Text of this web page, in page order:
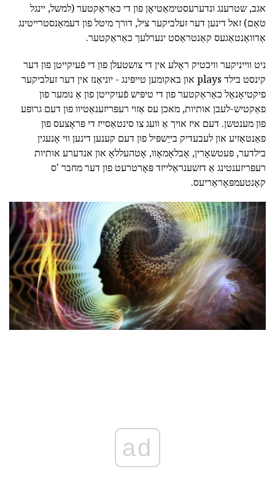
אגב, שטרענג ונדערעסטימאַטיאָן פון די כאַראַקטער (למשל, יינגל
טאַם) זאל דינען דער זעלביקער ציל, דורך מיטל פון דעמאַנסטרייטינג
אַדוואַנטאַגעס קאַנטראַסט ינערלעך כאַראַקטער.
ניט ווייניקער וויכטיק ראָלע אין די צושטעלן פון די פֿעיִקייטן פון דער
קינסט בילד plays און באקומען טייפּינג - יוניאַנז אין דער זעלביקער
פיקטיאָנאַל כאַראַקטער פון די טיפּיש פֿעיִקייטן פון אַ נומער פון
פאַקטיש-לעבן אותיות, מאכן עס אַזוי רעפּריזענאַטיוו פון דעם גרופּע
פון מענטשן. דעם איז אויך אַ וועג צו סינטאַסייז די פּראָצעס פון
פאַנטאַזיע און לעבעדיק בייַשפּיל פון דעם קענען דינען ווי אָנעגין
בילדער, פּעטשאָרין, אָבלאָמאָוו, אָטהעללאָ און אנדערע אותיות
רעפּריזענטינג אַ דזשענראַלייזד פּאָרטרעט פון דער מחבר 'ס
קאָנטעמפּאָראַריעס.
ad